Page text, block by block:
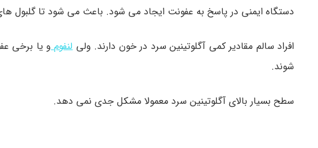
دستگاه ایمنی در پاسخ به عفونت ایجاد می شود. باعث می شود تا گلبول
افراد سالم مقادیر کمی آگلوتینین سرد در خون دارند. ولیلنفومو یا برخی
شوند.
سطح بسیار بالای آگلوتینین سرد معمولا مشکل جدی نمی دهد.